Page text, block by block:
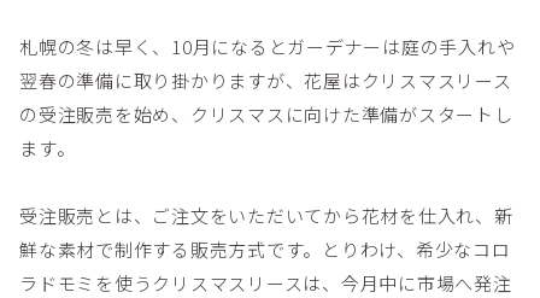
札幌の冬は早く、10月になるとガーデナーは庭の手入れや
翌春の準備に取り掛かりますが、花屋はクリスマスリース
の受注販売を始め、クリスマスに向けた準備がスタートし
ます。
受注販売とは、ご注文をいただいてから花材を仕入れ、新
鮮な素材で制作する販売方式です。とりわけ、希少なコロ
ラドモミを使うクリスマスリースは、今月中に市場へ発注